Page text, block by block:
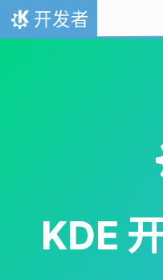
跳至内容
首页
开发者
KDE